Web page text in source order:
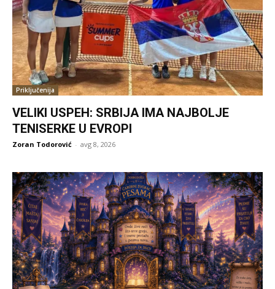
Priključenija
VELIKI USPEH: SRBIJA IMA NAJBOLJE
TENISERKE U EVROPI
Zoran Todorović - avg 8, 2026